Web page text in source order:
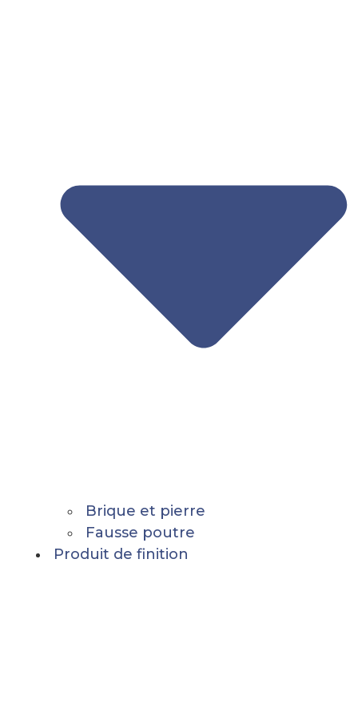
Brique et pierre
Fausse poutre
Produit de finition